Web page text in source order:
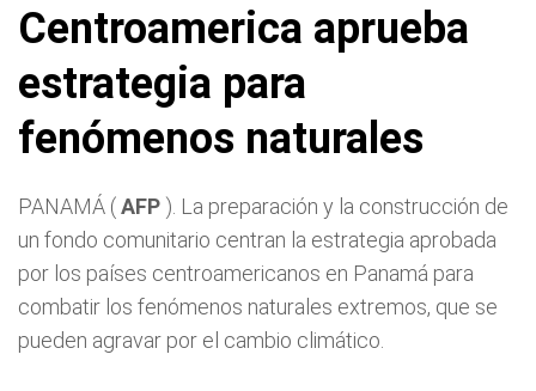
Centroamerica aprueba
estrategia para
fenómenos naturales
PANAMÁ (AFP ). La preparación y la construcción de
un fondo comunitario centran la estrategia aprobada
por los países centroamericanos en Panamá para
combatir los fenómenos naturales extremos, que se
pueden agravar por el cambio climático.